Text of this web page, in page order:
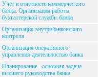
Учёт и отчетность коммерческого
банка. Организация работы
бухгалтерской службы банка
Организация внутрибанковского
контроля
Организация оперативного
управления деятельностью банка
Планирование - основная задача
высшего руководства банка